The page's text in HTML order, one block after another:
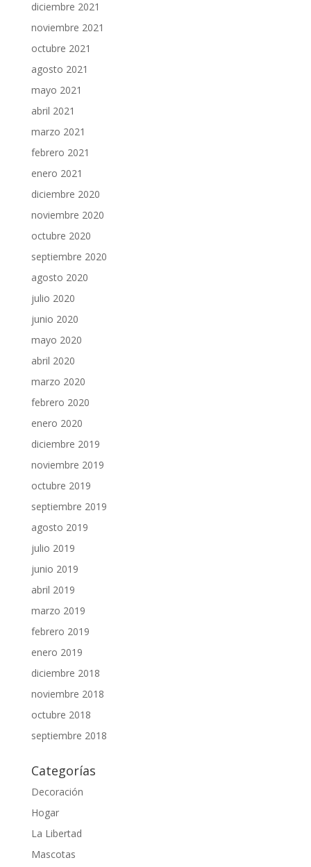
diciembre 2021
noviembre 2021
octubre 2021
agosto 2021
mayo 2021
abril 2021
marzo 2021
febrero 2021
enero 2021
diciembre 2020
noviembre 2020
octubre 2020
septiembre 2020
agosto 2020
julio 2020
junio 2020
mayo 2020
abril 2020
marzo 2020
febrero 2020
enero 2020
diciembre 2019
noviembre 2019
octubre 2019
septiembre 2019
agosto 2019
julio 2019
junio 2019
abril 2019
marzo 2019
febrero 2019
enero 2019
diciembre 2018
noviembre 2018
octubre 2018
septiembre 2018
Categorías
Decoración
Hogar
La Libertad
Mascotas